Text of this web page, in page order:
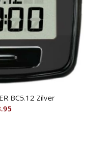
BC5.12 Zilver